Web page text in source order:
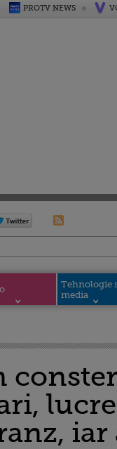
PROTV NEWS
Tehnologie
media